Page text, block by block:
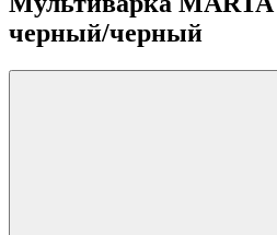
черный/черный